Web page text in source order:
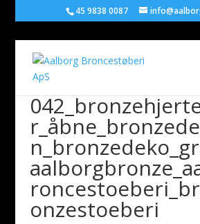
45 9838 0087
onzestoeberi